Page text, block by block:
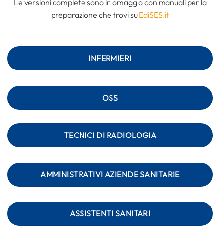
Le versioni complete sono in omaggio con manuali per la
preparazione che trovi su EdiSES.it
INFERMIERI
OSS
TECNICI DI RADIOLOGIA
AMMINISTRATIVI AZIENDE SANITARIE
ASSISTENTI SANITARI